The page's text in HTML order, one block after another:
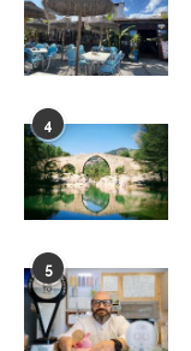
4
5